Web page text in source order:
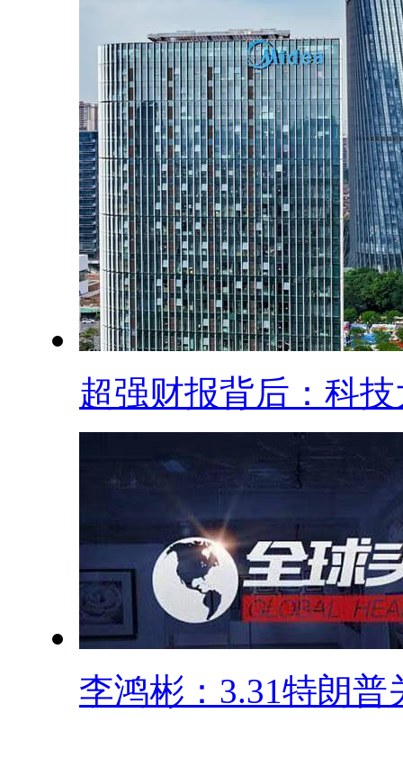
超强财报背后：科技
李鸿彬：3.31特朗普